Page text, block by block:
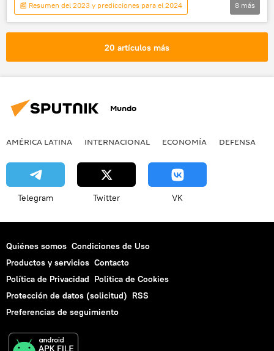
Universidad Nacional Autónoma de México (UNAM)
EEUU
política Economía
📰 Resumen del 2023 y predicciones para el 2024
América Latina
sociedad
México
Tabasco
política
salario mínimo
megafarmacia
8 más
20 artículos más
Mundo
AMÉRICA LATINA INTERNACIONAL ECONOMÍA DEFENSA
Telegram Twitter VK
Quiénes somos Condiciones de Uso
Productos y servicios Contacto
Política de Privacidad Politica de Cookies
Protección de datos (solicitud) RSS
Preferencias de seguimiento